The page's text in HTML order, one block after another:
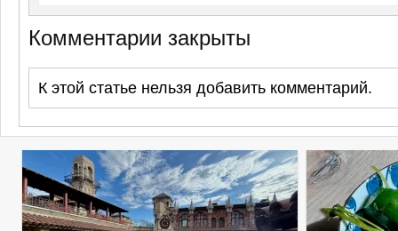
Комментарии закрыты
К этой статье нельзя добавить комментарий.